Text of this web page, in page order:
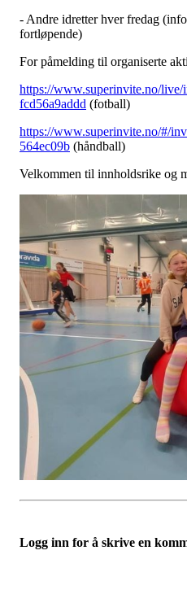
- Andre idretter hver fredag
fortløpende)
For påmelding til organiserte
https://www.superinvite.no/
fcd56a9addd (fotball)
https://www.superinvite.no/#/
564ec09b (håndball)
Velkommen til innholdsrike og
Logg inn for å skrive en